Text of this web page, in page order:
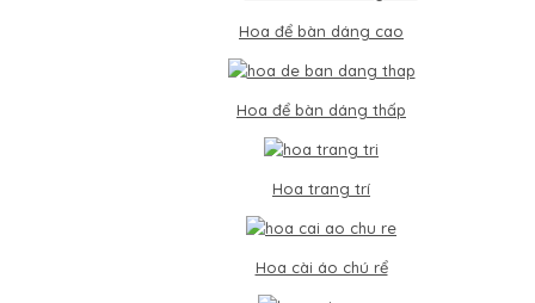
Hoa để bàn dáng cao
Hoa để bàn dáng thấp
Hoa trang trí
Hoa cài áo chú rể